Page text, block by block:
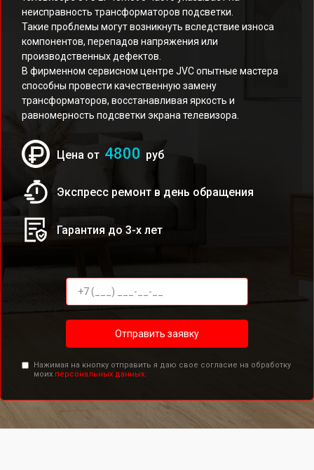
неисправность трансформаторов подсветки.
Такие проблемы могут возникнуть вследствие износа
компонентов, перепадов напряжения или
производственных дефектов.
В фирменном сервисном центре JVC опытные мастера
способны провести качественную замену
трансформаторов, восстанавливая яркость и
равномерность подсветки экрана телевизора.
Цена от 4800 руб
Экспресс ремонт в день обращения
Гарантия до 3-х лет
Отправить заявку
Нажимая на кнопку отправить я даю свое согласие на обработку
моих персональных данных.